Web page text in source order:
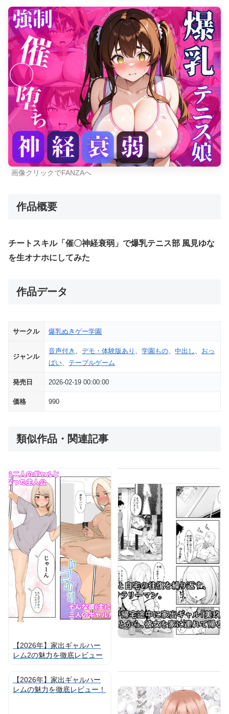
画像クリックでFANZAへ
作品概要
チートスキル「催〇神経衰弱」で爆乳テニス部 風見ゆな
を生オナホにしてみた
作品データ
サークル 爆乳ぬきゲー学園
ジャンル
音声付き 、デモ・体験版あり 、学園もの 、中出し
おっ
ぱい
テーブルゲーム
発売日 2026-02-19 00:00:00
価格 990
類似作品・関連記事
【2026年】家出ギャルハー
レム2の魅力を徹底レビュー
【2026年】家出ギャルハー
レムの魅力を徹底レビュー！